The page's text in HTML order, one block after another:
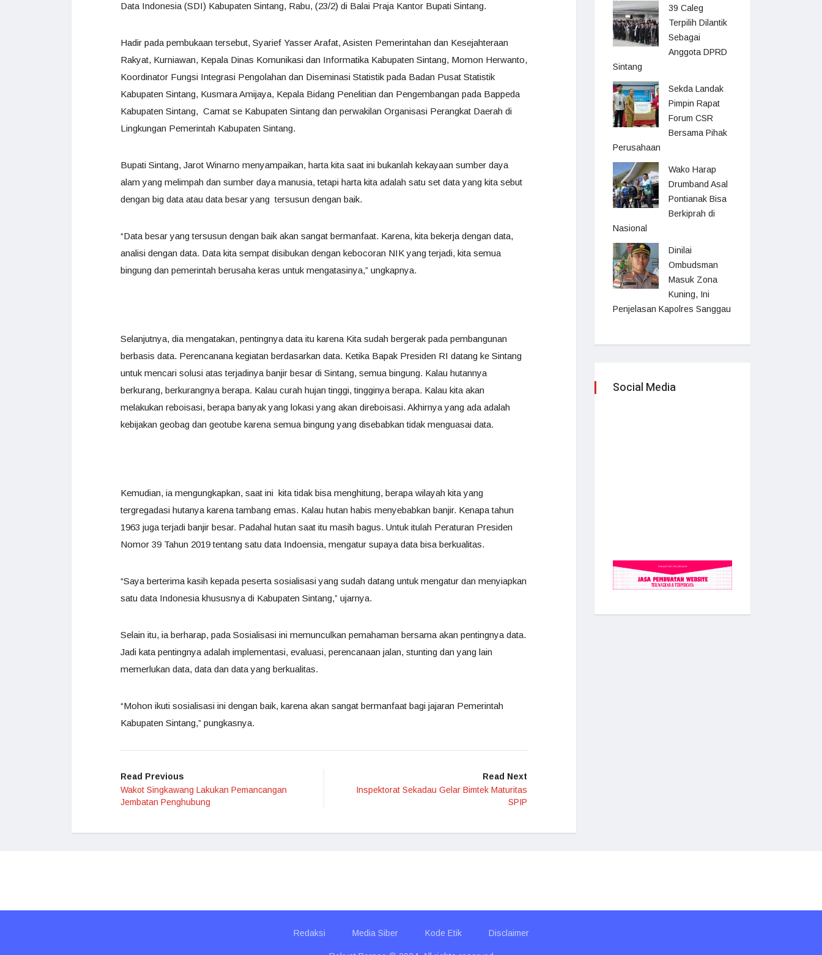
Data Indonesia (SDI) Kabupaten Sintang, Rabu, (23/2) di Balai Praja Kantor Bupati Sintang.
Hadir pada pembukaan tersebut, Syarief Yasser Arafat, Asisten Pemerintahan dan Kesejahteraan
Rakyat, Kurniawan, Kepala Dinas Komunikasi dan Informatika Kabupaten Sintang, Momon Herwanto,
Koordinator Fungsi Integrasi Pengolahan dan Diseminasi Statistik pada Badan Pusat Statistik
Kabupaten Sintang, Kusmara Amijaya, Kepala Bidang Penelitian dan Pengembangan pada Bappeda
Kabupaten Sintang, Camat se Kabupaten Sintang dan perwakilan Organisasi Perangkat Daerah di
Lingkungan Pemerintah Kabupaten Sintang.
Bupati Sintang, Jarot Winarno menyampaikan, harta kita saat ini bukanlah kekayaan sumber daya
alam yang melimpah dan sumber daya manusia, tetapi harta kita adalah satu set data yang kita sebut
dengan big data atau data besar yang tersusun dengan baik.
“Data besar yang tersusun dengan baik akan sangat bermanfaat. Karena, kita bekerja dengan data,
analisi dengan data. Data kita sempat disibukan dengan kebocoran NIK yang terjadi, kita semua
bingung dan pemerintah berusaha keras untuk mengatasinya,” ungkapnya.
Selanjutnya, dia mengatakan, pentingnya data itu karena Kita sudah bergerak pada pembangunan
berbasis data. Perencanana kegiatan berdasarkan data. Ketika Bapak Presiden RI datang ke Sintang
untuk mencari solusi atas terjadinya banjir besar di Sintang, semua bingung. Kalau hutannya
berkurang, berkurangnya berapa. Kalau curah hujan tinggi, tingginya berapa. Kalau kita akan
melakukan reboisasi, berapa banyak yang lokasi yang akan direboisasi. Akhirnya yang ada adalah
kebijakan geobag dan geotube karena semua bingung yang disebabkan tidak menguasai data.
Kemudian, ia mengungkapkan, saat ini kita tidak bisa menghitung, berapa wilayah kita yang
tergregadasi hutanya karena tambang emas. Kalau hutan habis menyebabkan banjir. Kenapa tahun
1963 juga terjadi banjir besar. Padahal hutan saat itu masih bagus. Untuk itulah Peraturan Presiden
Nomor 39 Tahun 2019 tentang satu data Indoensia, mengatur supaya data bisa berkualitas.
“Saya berterima kasih kepada peserta sosialisasi yang sudah datang untuk mengatur dan menyiapkan
satu data Indonesia khususnya di Kabupaten Sintang,” ujarnya.
Selain itu, ia berharap, pada Sosialisasi ini memunculkan pemahaman bersama akan pentingnya data.
Jadi kata pentingnya adalah implementasi, evaluasi, perencanaan jalan, stunting dan yang lain
memerlukan data, data dan data yang berkualitas.
“Mohon ikuti sosialisasi ini dengan baik, karena akan sangat bermanfaat bagi jajaran Pemerintah
Kabupaten Sintang,” pungkasnya.
Read Previous
Wakot Singkawang Lakukan Pemancangan
Jembatan Penghubung
Read Next
Inspektorat Sekadau Gelar Bimtek Maturitas
SPIP
39 Caleg
Terpilih Dilantik
Sebagai
Anggota DPRD
Sintang
Sekda Landak
Pimpin Rapat
Forum CSR
Bersama Pihak
Perusahaan
Wako Harap
Drumband Asal
Pontianak Bisa
Berkiprah di
Nasional
Dinilai
Ombudsman
Masuk Zona
Kuning, Ini
Penjelasan Kapolres Sanggau
Social Media
Redaksi Media Siber Kode Etik Disclaimer